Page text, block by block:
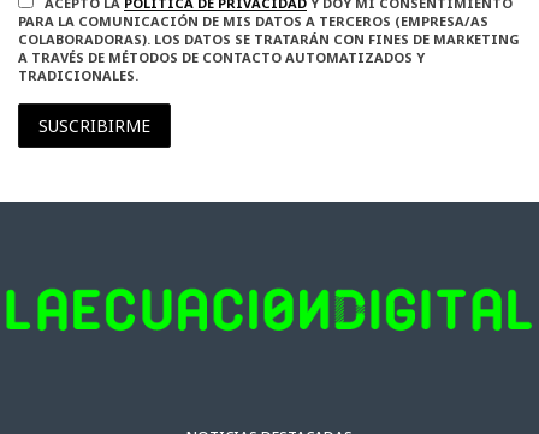
PARA LA COMUNICACIÓN DE MIS DATOS A TERCEROS (EMPRESA/AS
COLABORADORAS). LOS DATOS SE TRATARÁN CON FINES DE MARKETING
A TRAVÉS DE MÉTODOS DE CONTACTO AUTOMATIZADOS Y
TRADICIONALES.
SUSCRIBIRME